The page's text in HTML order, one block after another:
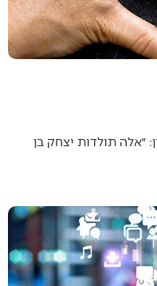
״אלה תולדות יצחק בן